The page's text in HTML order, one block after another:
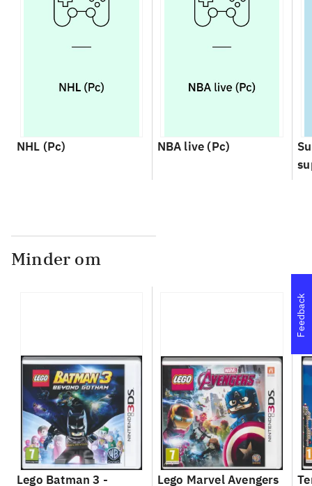
NHL (Pc) NBA live (Pc)
Minder om
Lego Batman 3 -
Lego Marvel Avengers
Feedback